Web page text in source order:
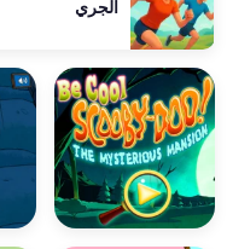
الجري